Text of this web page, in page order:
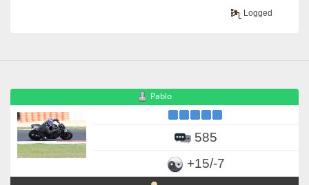
Logged
Pablo
585
+15/-7